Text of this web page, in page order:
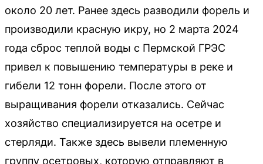
около 20 лет. Ранее здесь разводили форель и
производили красную икру, но 2 марта 2024
года сброс теплой воды с Пермской ГРЭС
привел к повышению температуры в реке и
гибели 12 тонн форели. После этого от
выращивания форели отказались. Сейчас
хозяйство специализируется на осетре и
стерляди. Также здесь вывели племенную
группу осетровых, которую отправляют в